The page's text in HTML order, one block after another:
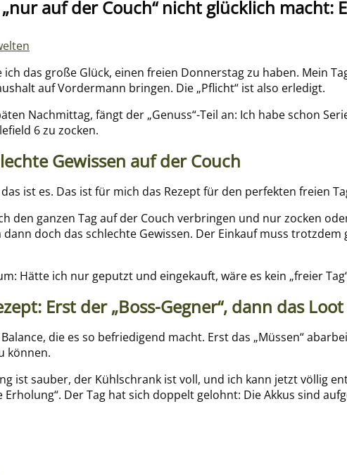
auf der Couch“ nicht glücklich macht:
ich das große Glück, einen freien Donnerstag zu haben. Mein
auf Vordermann bringen. Die „Pflicht“ ist also erledigt.
Nachmittag, fängt der „Genuss“-Teil an: Ich habe schon
6 zu zocken.
Gewissen auf der Couch
ist es. Das ist für mich das Rezept für den perfekten freien
den ganzen Tag auf der Couch verbringen und nur zocken
dann doch das schlechte Gewissen. Der Einkauf muss
Hätte ich nur geputzt und eingekauft, wäre es kein „freier
Erst der „Boss-Gegner“, dann das Loot
die es so befriedigend macht. Erst das „Müssen“
können.
ist sauber, der Kühlschrank ist voll, und ich kann jetzt völlig
Erholung“. Der Tag hat sich doppelt gelohnt: Die Akkus sind